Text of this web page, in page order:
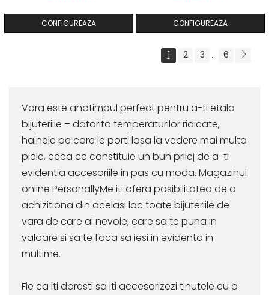
CONFIGUREAZA CONFIGUREAZA
1 2 3 ... 6
Vara este anotimpul perfect pentru a-ti etala
bijuteriile – datorita temperaturilor ridicate,
hainele pe care le porti lasa la vedere mai multa
piele, ceea ce constituie un bun prilej de a-ti
evidentia accesoriile in pas cu moda. Magazinul
online PersonallyMe iti ofera posibilitatea de a
achizitiona din acelasi loc toate bijuteriile de
vara de care ai nevoie, care sa te puna in
valoare si sa te faca sa iesi in evidenta in
multime.
Fie ca iti doresti sa iti accesorizezi tinutele cu o